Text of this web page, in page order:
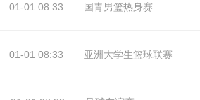
01-01 08:33 国青男篮热身赛
01-01 08:33 亚洲大学生篮球联赛